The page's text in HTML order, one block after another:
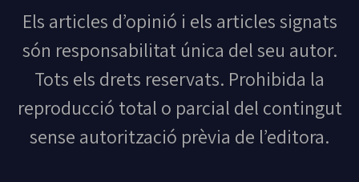
Els articles d’opinió i els articles signats
són responsabilitat única del seu autor.
Tots els drets reservats. Prohibida la
reproducció total o parcial del contingut
sense autorització prèvia de l’editora.